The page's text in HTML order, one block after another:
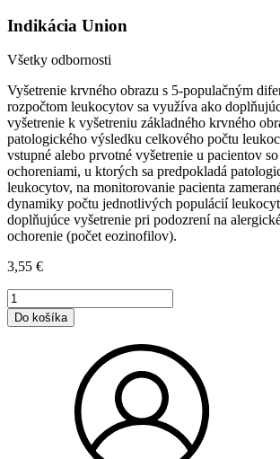
Indikácia Union
Všetky odbornosti
Vyšetrenie krvného obrazu s 5-populačným
rozpočtom leukocytov sa využíva ako
vyšetrenie k vyšetreniu základného krvného
patologického výsledku celkového počtu
vstupné alebo prvotné vyšetrenie u pacientov
ochoreniami, u ktorých sa predpokladá
leukocytov, na monitorovanie pacienta
dynamiky počtu jednotlivých populácií
doplňujúce vyšetrenie pri podozrení na
ochorenie (počet eozinofilov).
3,55 €
množstvo
Krvný
obraz
diferenciálnym
Do košíka